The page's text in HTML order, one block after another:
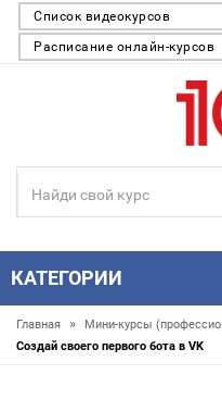
Список видеокурсов
Расписание онлайн-курсов
КАТЕГОРИИ
Главная » Мини-курсы
Создай своего первого бота в VK